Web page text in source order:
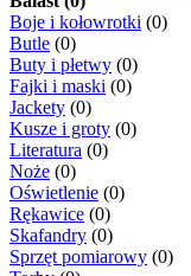
Boje i kołowrotki (0)
Butle (0)
Buty i płetwy (0)
Fajki i maski (0)
Jackety (0)
Kusze i groty (0)
Literatura (0)
Noże (0)
Oświetlenie (0)
Rękawice (0)
Skafandry (0)
Sprzęt pomiarowy (0)